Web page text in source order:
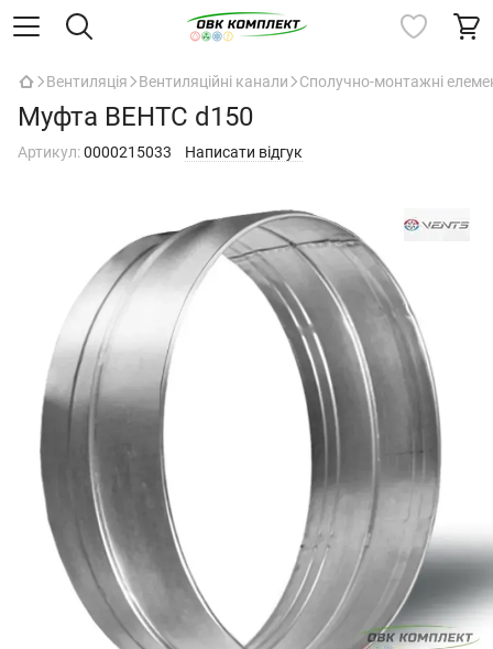
Вентиляція Вентиляційні канали Сполучно-монтажні
Муфта ВЕНТС d150
Артикул:0000215033 Написати відгук